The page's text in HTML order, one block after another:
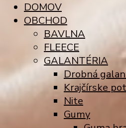
DOMOV
OBCHOD
BAVLNA
FLEECE
GALANTÉRIA
Drobná
Krajčírske
Nite
Gumy